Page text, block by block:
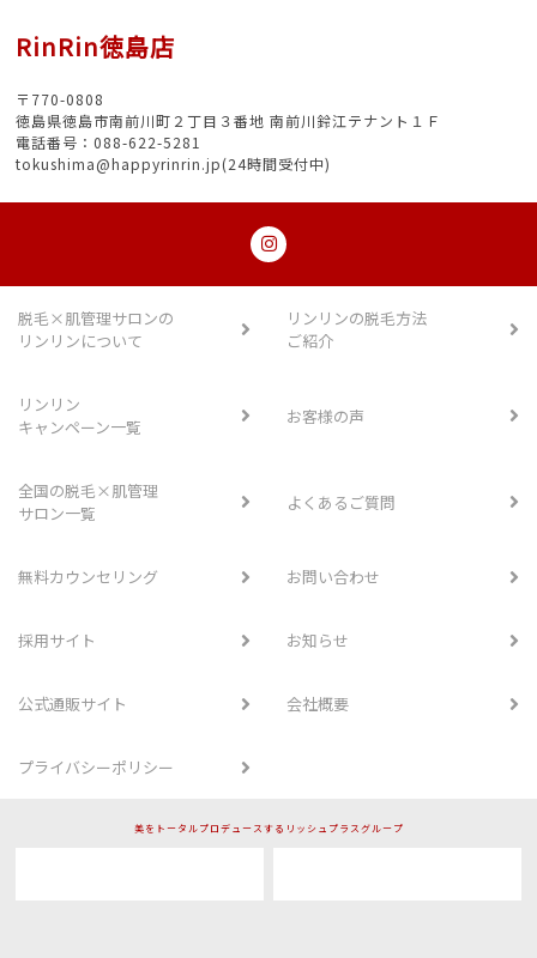
RinRin徳島店
〒770-0808
徳島県徳島市南前川町２丁目３番地 南前川鈴江テナント１Ｆ
電話番号：088-622-5281
tokushima@happyrinrin.jp(24時間受付中)
脱毛×肌管理サロンの
リンリンについて
リンリンの脱毛方法
ご紹介
リンリン
キャンペーン一覧
お客様の声
全国の脱毛×肌管理
サロン一覧
よくあるご質問
無料カウンセリング お問い合わせ
採用サイト お知らせ
公式通販サイト 会社概要
プライバシーポリシー
美をトータルプロデュースするリッシュプラスグループ